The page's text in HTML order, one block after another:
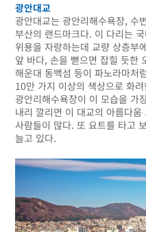
광안대교
광안대교는 광안리해수욕장, 수
부산의 랜드마크다. 이 다리는
위용을 자랑하는데 교량 상층부
앞 바다, 손을 뻗으면 잡힐 듯한
해운대 동백섬 등이 파노라마처
10만 가지 이상의 색상으로 화
광안리해수욕장이 이 모습을 가
내리 깔리면 이 대교의 아름다
사람들이 많다. 또 요트를 타고
늘고 있다.